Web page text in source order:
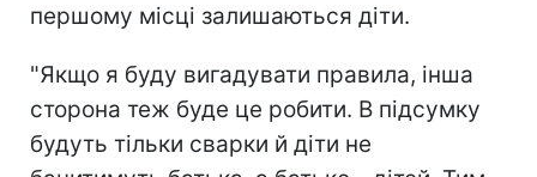
першому місці залишаються діти.
"Якщо я буду вигадувати правила, інша
сторона теж буде це робити. В підсумку
будуть тільки сварки й діти не